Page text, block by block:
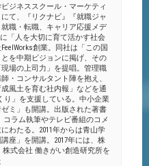
ジネススクール・マーケティ
て、『リクナビ』『就職ジャ
職・転職、キャリア応援メデ
「人を大切に育て活かす社会
創業。同社は「この国
を中期ビジョンに掲げ、その
場の上司力」を提唱。管理職
・コンサルタント陣を抱え、
風土を育む社内報」などを通
り」を支援している。中小企業
ミ」も開講。出版された著書
コラム執筆やテレビ番組のコメ
わたる。2011年からは青山学
座」を開講。2017年には、株
株式会社 働きがい創造研究所を